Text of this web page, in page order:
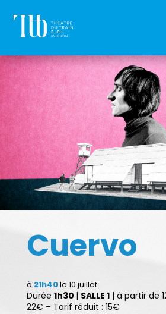
Cuervo
à 21h40le 10 juillet
Durée 1h30 | SALLE 1| à partir de
22€ – Tarif réduit : 15€